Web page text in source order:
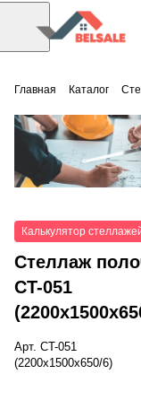
Главная Каталог
Калькулятор
Стеллаж
СT-051
Арт. СT-051
(2200x1500x650/6)